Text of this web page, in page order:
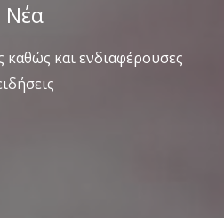
Νέα
καθώς και ενδιαφέρουσες